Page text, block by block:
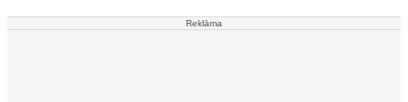
Reklāma